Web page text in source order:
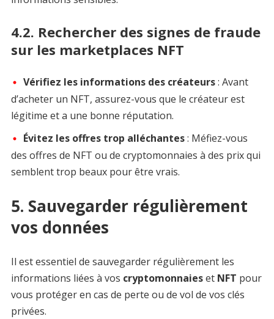
4.2. Rechercher des signes de fraude
sur les marketplaces NFT
Vérifiez les informations des créateurs: Avant
d’acheter un NFT, assurez-vous que le créateur est
légitime et a une bonne réputation.
Évitez les offres trop alléchantes: Méfiez-vous
des offres de NFT ou de cryptomonnaies à des prix qui
semblent trop beaux pour être vrais.
5. Sauvegarder régulièrement
vos données
Il est essentiel de sauvegarder régulièrement les
informations liées à vos cryptomonnaieset NFT pour
vous protéger en cas de perte ou de vol de vos clés
privées.